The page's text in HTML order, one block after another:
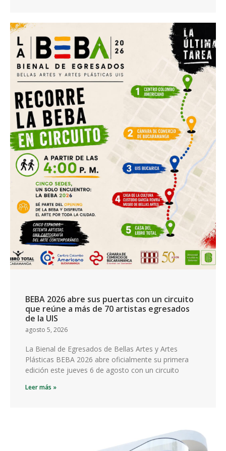
BEBA 2026 abre sus puertas con un circuito
que reúne a más de 70 artistas egresados
de la UIS
agosto 5, 2026
La Bienal de Egresados de Bellas Artes y Artes
Plásticas BEBA 2026 abre oficialmente su primera
edición este jueves 6 de agosto con un circuito
Leer más »